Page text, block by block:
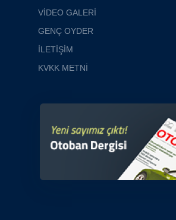
VİDEO GALERİ
GENÇ OYDER
İLETİŞİM
KVKK METNİ